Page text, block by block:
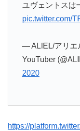
ユヴェントスは
pic.twitter.com/
— ALIEL/アリエ
YouTuber
2020
https://